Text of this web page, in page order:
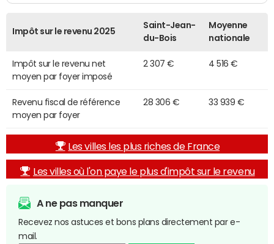
Impôt sur le revenu 2025
Saint-Jean-
du-Bois
Moyenne
nationale
Impôt sur le revenu net
moyen par foyer imposé
2 307 € 4 516 €
Revenu fiscal de référence
moyen par foyer
28 306 € 33 939 €
Les villes les plus riches de France
Les villes où l'on paye le plus d'impôt sur le revenu
A ne pas manquer
Recevez nos astuces et bons plans directement par e-
mail.